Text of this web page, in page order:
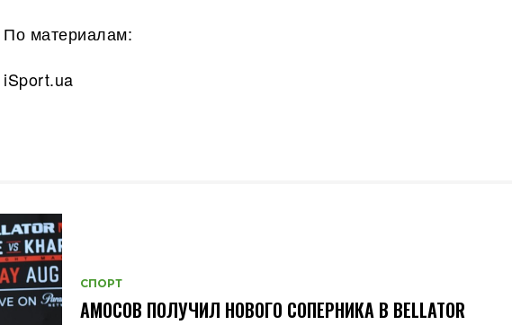
По материалам:
iSport.ua
СПОРТ
АМОСОВ ПОЛУЧИЛ НОВОГО СОПЕРНИКА В BELLATOR